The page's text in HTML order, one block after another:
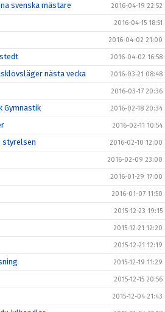
svenska mästare 2016-04-19 22:52
2016-04-15 18:51
2016-04-02 21:00
2016-04-02 16:58
nästa vecka 2016-03-21 08:48
2016-03-17 20:36
Gymnastik 2016-02-18 20:34
2016-02-11 10:54
styrelsen 2016-02-10 12:00
2016-02-09 23:00
2016-01-29 17:00
2016-01-07 11:50
2015-12-23 19:15
2015-12-21 12:20
2015-12-21 12:19
2015-12-19 11:29
2015-12-15 20:56
2015-12-04 21:43